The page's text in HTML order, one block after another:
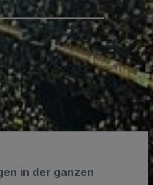
in der ganzen